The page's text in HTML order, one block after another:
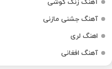
آهنگ زنگ گوشی
آهنگ جشنی مازنی
اهنگ لری
آهنگ افغانی